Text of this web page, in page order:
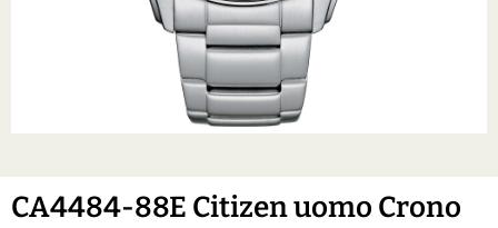
CA4484-88E Citizen uomo Crono